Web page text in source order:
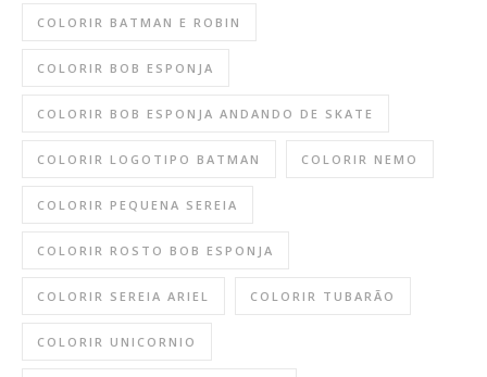
COLORIR BATMAN E ROBIN
COLORIR BOB ESPONJA
COLORIR BOB ESPONJA ANDANDO DE SKATE
COLORIR LOGOTIPO BATMAN COLORIR NEMO
COLORIR PEQUENA SEREIA
COLORIR ROSTO BOB ESPONJA
COLORIR SEREIA ARIEL COLORIR TUBARÃO
COLORIR UNICORNIO